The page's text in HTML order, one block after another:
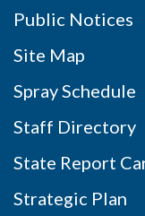
Public Notices
Site Map
Spray Schedule
Staff Directory
State Report
Strategic Plan